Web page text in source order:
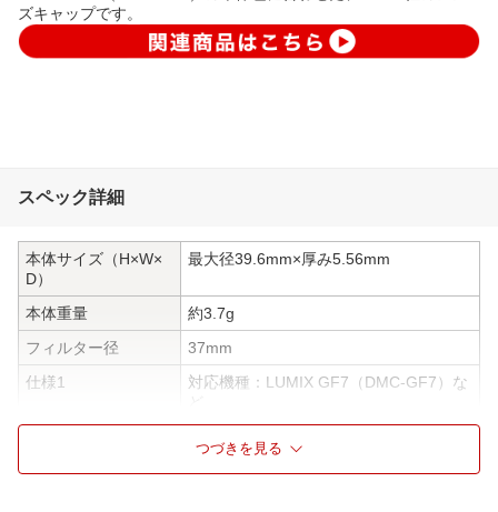
ズキャップです。
スペック詳細
本体サイズ（H×W×
D）
最大径39.6mm×厚み5.56mm
本体重量
約3.7g
フィルター径
37mm
仕様1
対応機種：LUMIX GF7（DMC-GF7）な
つづきを見る